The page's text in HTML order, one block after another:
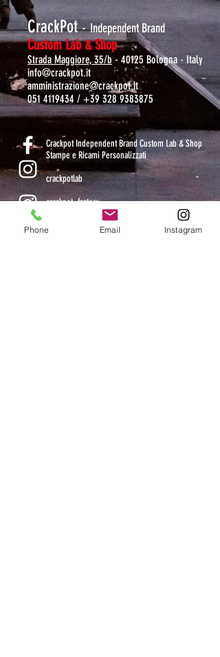
CrackPot- Independent Brand
Custom Lab & Shop
Strada Maggiore, 35/b - 40125 Bologna - Italy
info@crackpot.it
amministrazione@crackpot.it
051 4119434 / +39 328 9383875
Crackpot Independent Brand Custom Lab & Shop
Stampe e Ricami Personalizzati
crackpotlab
crackpot_factory
Phone Email Instagram